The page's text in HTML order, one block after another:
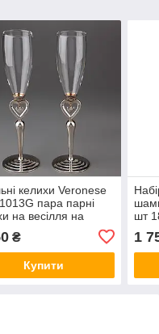
келихи Veronese
пара парні
на весілля на
для шампанського
₴
Купити
шт
1